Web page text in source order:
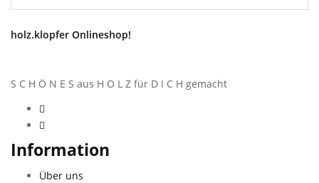
holz.klopfer Onlineshop!
S C H Ö N E S aus H O L Z für D I C H gemacht
Information
Über uns